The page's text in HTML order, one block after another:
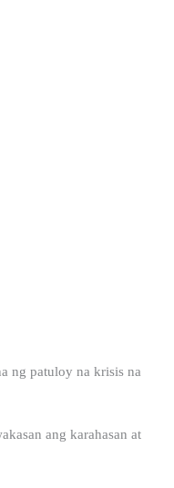
ng patuloy na krisis na
ang karahasan at